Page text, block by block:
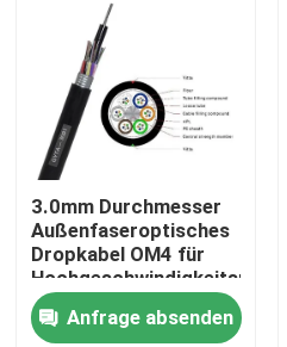
3.0mm Durchmesser
Außenfaseroptisches
Dropkabel OM4 für
Anfrage absenden